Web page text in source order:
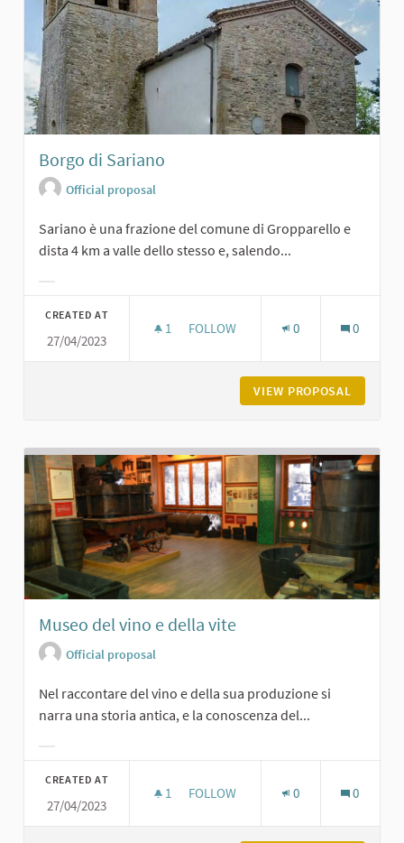
Borgo di Sariano
Official proposal
Sariano è una frazione del comune di Gropparello e
dista 4 km a valle dello stesso e, salendo...
CREATED AT
27/04/2023
1 1 FOLLOWER
FOLLOW 0 0
VIEW PROPOSAL
Museo del vino e della vite
Official proposal
Nel raccontare del vino e della sua produzione si
narra una storia antica, e la conoscenza del...
CREATED AT
27/04/2023
1 1 FOLLOWER
FOLLOW 0 0